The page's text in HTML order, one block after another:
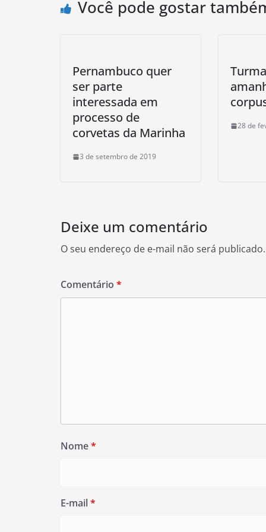
Você pode gostar
Pernambuco quer
ser parte
interessada em
processo de
corvetas da Marinha
3 de setembro de 2019
28 de
Deixe um comentário
O seu endereço de e-mail não será publicado.
Comentário *
Nome*
E-mail*